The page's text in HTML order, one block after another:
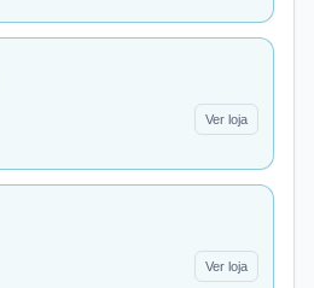
Ver loja
Ver loja